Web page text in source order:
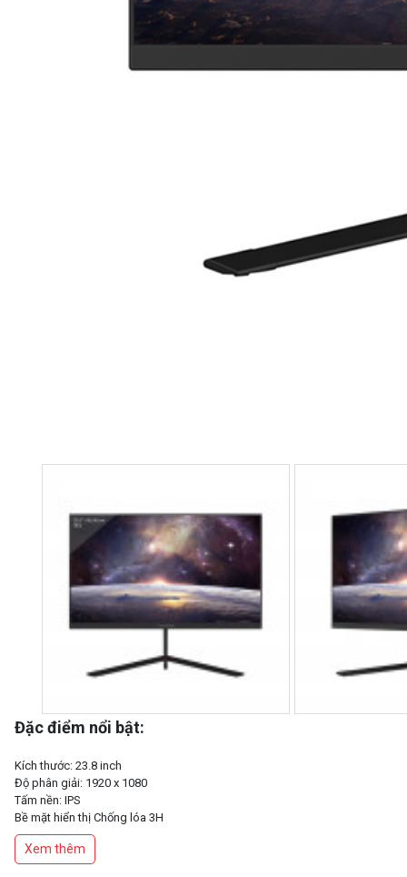
Đặc điểm nổi bật:
Kích thước: 23.8 inch
Độ phân giải: 1920 x 1080
Tấm nền: IPS
Bề mặt hiển thị Chống lóa 3H
Tần số quét: 75hz
Thời gian đáp ứng 5 ms (MPRT)
Xem thêm